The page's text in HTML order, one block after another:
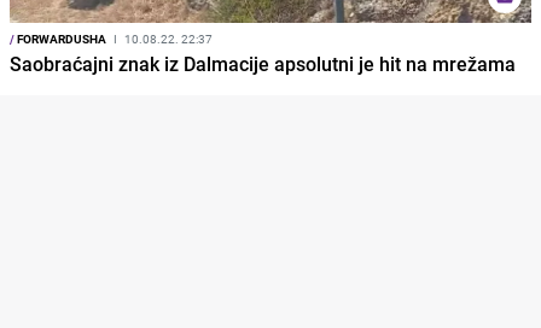
/FORWARDUSHA I 10.08.22. 22:37
Saobraćajni znak iz Dalmacije apsolutni je hit na mrežama